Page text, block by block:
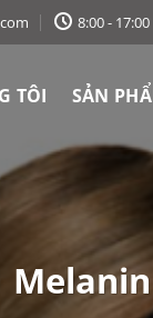
8:00 - 17:00
TÔI SẢN